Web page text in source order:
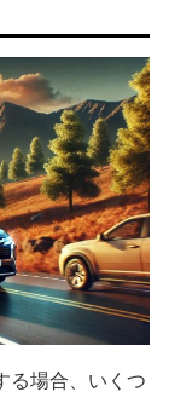
る場合、いくつ